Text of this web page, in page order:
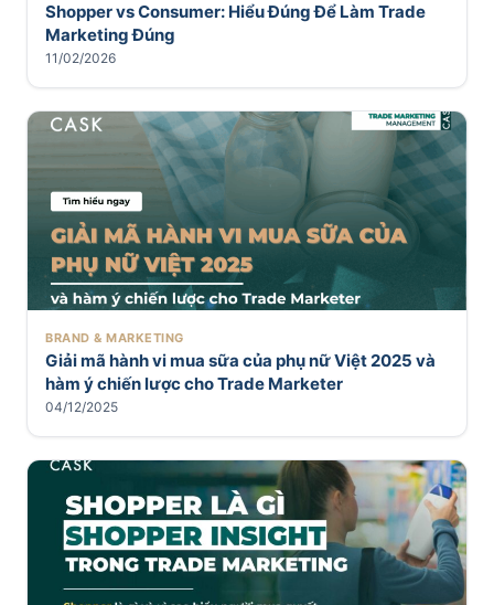
Shopper vs Consumer: Hiểu Đúng Để Làm Trade
Marketing Đúng
11/02/2026
BRAND & MARKETING
Giải mã hành vi mua sữa của phụ nữ Việt 2025 và
hàm ý chiến lược cho Trade Marketer
04/12/2025